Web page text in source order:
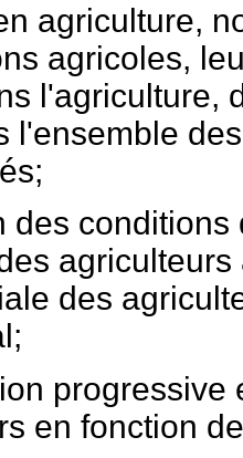
agriculture,
agricoles,
l'agriculture,
l'ensemble
des
des
progressive
en fonction